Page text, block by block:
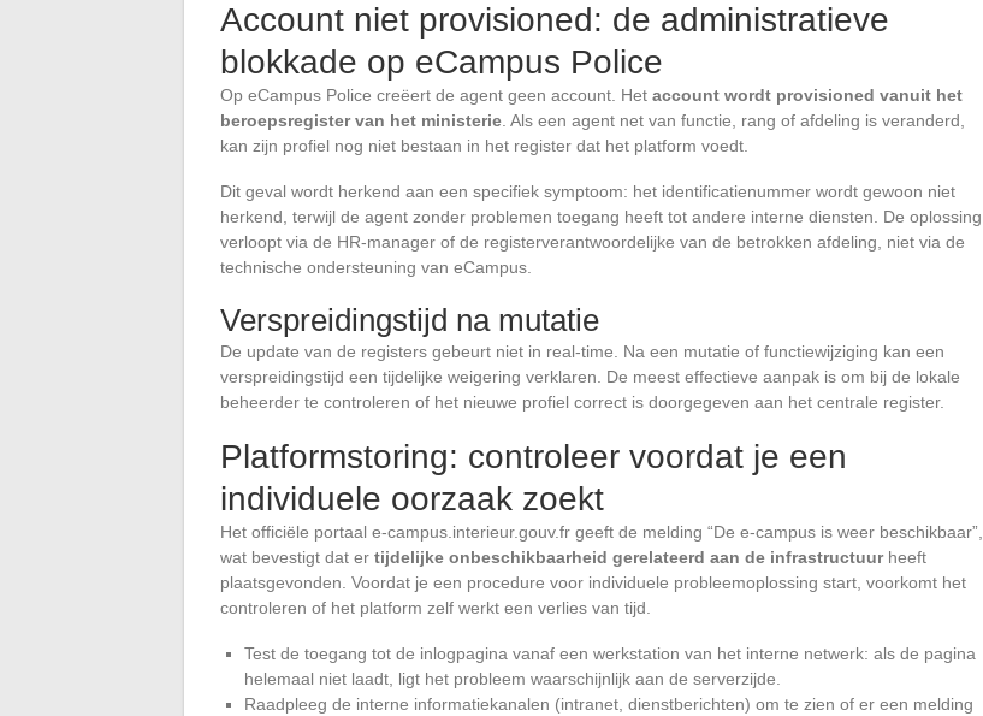
Account niet provisioned: de administratieve
blokkade op eCampus Police
Op eCampus Police creëert de agent geen account. Het account wordt provisioned vanuit het
beroepsregister van het ministerie. Als een agent net van functie, rang of afdeling is veranderd,
kan zijn profiel nog niet bestaan in het register dat het platform voedt.
Dit geval wordt herkend aan een specifiek symptoom: het identificatienummer wordt gewoon niet
herkend, terwijl de agent zonder problemen toegang heeft tot andere interne diensten. De oplossing
verloopt via de HR-manager of de registerverantwoordelijke van de betrokken afdeling, niet via de
technische ondersteuning van eCampus.
Verspreidingstijd na mutatie
De update van de registers gebeurt niet in real-time. Na een mutatie of functiewijziging kan een
verspreidingstijd een tijdelijke weigering verklaren. De meest effectieve aanpak is om bij de lokale
beheerder te controleren of het nieuwe profiel correct is doorgegeven aan het centrale register.
Platformstoring: controleer voordat je een
individuele oorzaak zoekt
Het officiële portaal e-campus.interieur.gouv.fr geeft de melding “De e-campus is weer beschikbaar”,
wat bevestigt dat er tijdelijke onbeschikbaarheid gerelateerd aan de infrastructuurheeft
plaatsgevonden. Voordat je een procedure voor individuele probleemoplossing start, voorkomt het
controleren of het platform zelf werkt een verlies van tijd.
Test de toegang tot de inlogpagina vanaf een werkstation van het interne netwerk: als de pagina
helemaal niet laadt, ligt het probleem waarschijnlijk aan de serverzijde.
Raadpleeg de interne informatiekanalen (intranet, dienstberichten) om te zien of er een melding